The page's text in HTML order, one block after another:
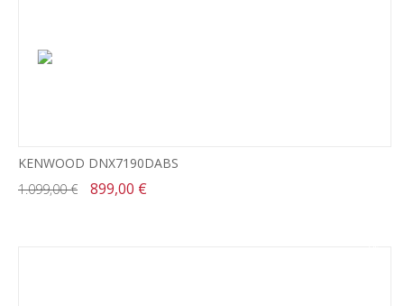
KENWOOD DNX7190DABS
1.099,00 €
899,00 €